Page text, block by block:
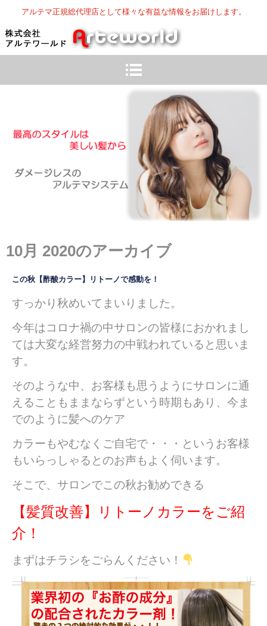
アルテマ正規総代理店として様々な有益な情報をお届けします。
10月 2020のアーカイブ
この秋【酢酸カラー】リトーノで感動を！
すっかり秋めいてまいりました。
今年はコロナ禍の中サロンの皆様におかれまし
ては大変な経営努力の中戦われていると思いま
す。
そのような中、お客様も思うようにサロンに通
えることもままならずという時期もあり、今ま
でのように髪へのケア
カラーもやむなくご自宅で・・・というお客様
もいらっしゃるとのお声もよく伺います。
そこで、サロンでこの秋お勧めできる
【髪質改善】リトーノカラーをご紹
介！
まずはチラシをごらんください！